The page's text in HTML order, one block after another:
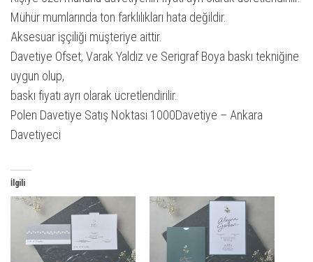
Mühür mumlarında ton farklılıkları hata değildir.
Aksesuar işçiliği müşteriye aittir.
Davetiye Ofset, Varak Yaldız ve Serigraf Boya baskı tekniğine
uygun olup,
baskı fiyatı ayrı olarak ücretlendirilir.
Polen Davetiye Satış Noktası 1000Davetiye – Ankara
Davetiyeci
İlgili